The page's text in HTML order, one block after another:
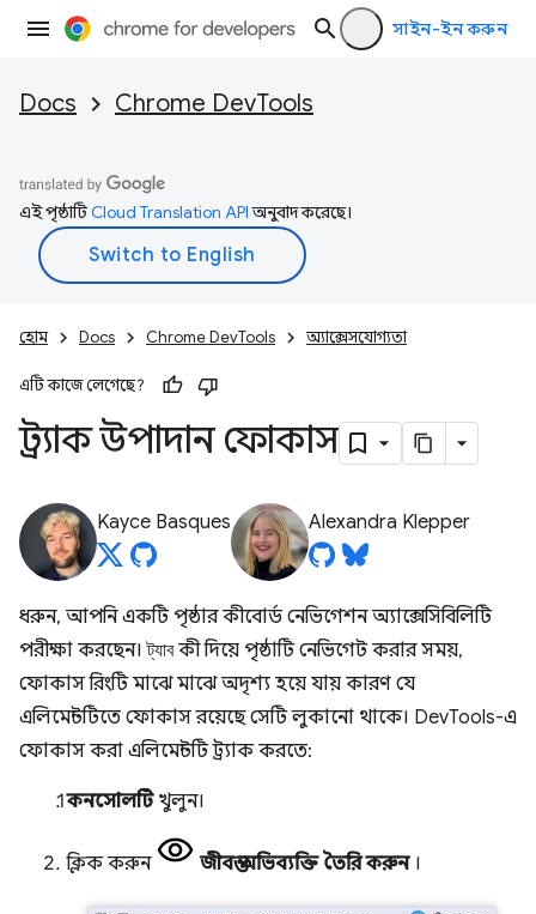
সাইন-ইন করুন
Docs Chrome DevTools
এই পৃষ্ঠাটিCloud Translation APIঅনুবাদ করেছে।
হোম Docs Chrome DevTools অ্যাক্সেসযোগ্যতা
এটি কাজে লেগেছে?
ট্র্যাক উপাদান ফোকাস
Kayce Basques Alexandra Klepper
ধরুন, আপনি একটি পৃষ্ঠার কীবোর্ড নেভিগেশন অ্যাক্সেসিবিলিটি
পরীক্ষা করছেন।ট্যাবকী দিয়ে পৃষ্ঠাটি নেভিগেট করার সময়,
ফোকাস রিংটি মাঝে মাঝে অদৃশ্য হয়ে যায় কারণ যে
এলিমেন্টটিতে ফোকাস রয়েছে সেটি লুকানো থাকে। DevTools-এ
ফোকাস করা এলিমেন্টটি ট্র্যাক করতে:
কনসোলটিখুলুন।
ক্লিক করুন জীবন্ত অভিব্যক্তি তৈরি করুন।